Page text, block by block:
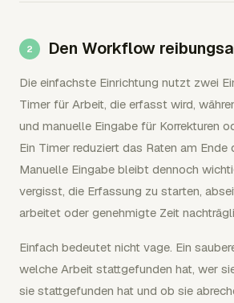
Den Workflow
Die einfachste Einrichtung nutzt zwei
Timer für Arbeit, die erfasst wird,
und manuelle Eingabe für Korrekturen
Ein Timer reduziert das Raten am Ende
Manuelle Eingabe bleibt dennoch
vergisst, die Erfassung zu starten,
arbeitet oder genehmigte Zeit
Einfach bedeutet nicht vage. Ein
welche Arbeit stattgefunden hat, wer
sie stattgefunden hat und ob sie